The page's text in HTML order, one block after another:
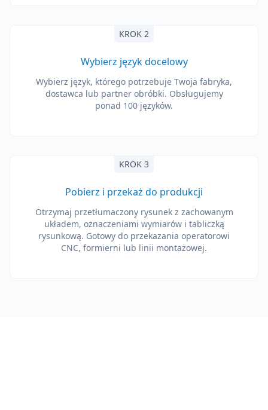
KROK 2
Wybierz język docelowy
Wybierz język, którego potrzebuje Twoja fabryka,
dostawca lub partner obróbki. Obsługujemy
ponad 100 języków.
KROK 3
Pobierz i przekaż do produkcji
Otrzymaj przetłumaczony rysunek z zachowanym
układem, oznaczeniami wymiarów i tabliczką
rysunkową. Gotowy do przekazania operatorowi
CNC, formierni lub linii montażowej.